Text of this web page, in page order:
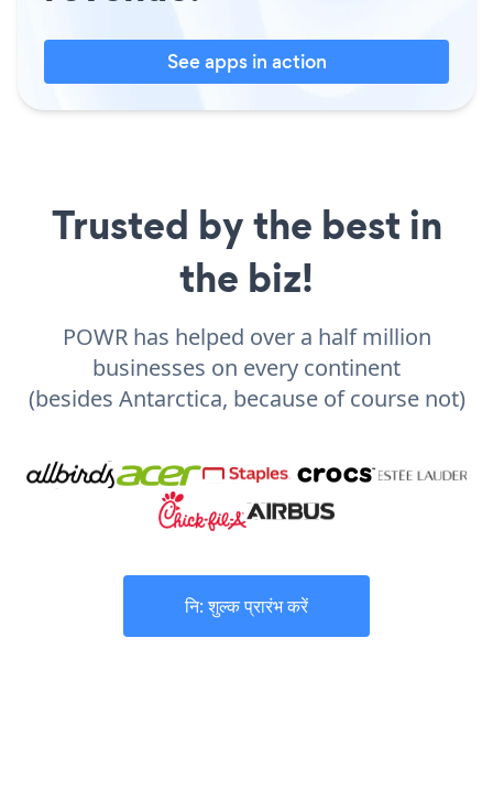
See apps in action
Trusted by the best in
the biz!
POWR has helped over a half million
businesses on every continent
(besides Antarctica, because of course not)
नि: शुल्क प्रारंभ करें